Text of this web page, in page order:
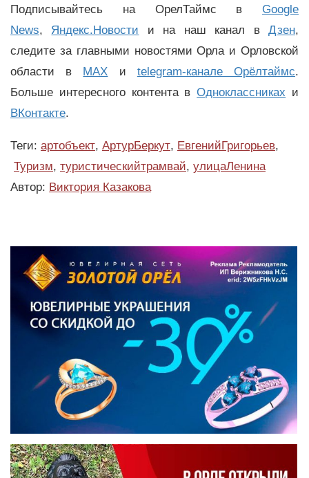
Подписывайтесь на ОрелТаймс в Google
News, Яндекс.Новости и на наш канал вДзен,
следите за главными новостями Орла и Орловской
области в MAX и telegram-канале Орёлтаймс.
Больше интересного контента вОдноклассниках и
ВКонтакте.
Теги: артобъект, АртурБеркут, ЕвгенийГригорьев,
Туризм, туристическийтрамвай, улицаЛенина
Автор: Виктория Казакова